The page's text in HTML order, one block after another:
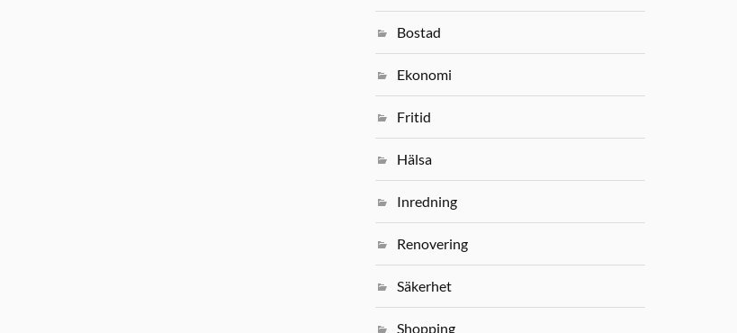
Bostad
Ekonomi
Fritid
Hälsa
Inredning
Renovering
Säkerhet
Shopping